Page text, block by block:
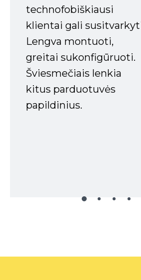
technofobiškiausi
klientai gali
Lengva montuoti,
greitai sukonfigūruoti.
Šviesmečiais lenkia
kitus parduotuvės
papildinius.